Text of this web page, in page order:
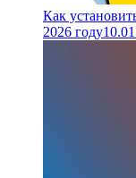
Как
2026 году